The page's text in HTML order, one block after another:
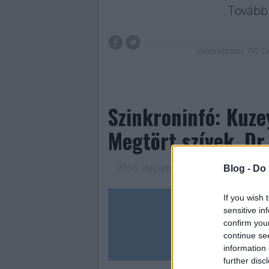
Blog -
If you wish
sensitive
confirm
continue
information
further
műsorváltozás TV2
Szinkroninfó:
Megtört szívek,
2016. december 14. Jasinka Ádám
Kuzey Güney -
fináléja után
Mivel az új évad
most forgatják,
valakinek le kell…